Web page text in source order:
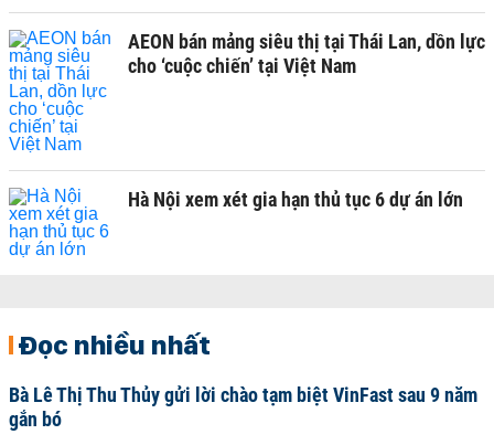
AEON bán mảng siêu thị tại Thái Lan, dồn lực
cho ‘cuộc chiến’ tại Việt Nam
Hà Nội xem xét gia hạn thủ tục 6 dự án lớn
Đọc nhiều nhất
Bà Lê Thị Thu Thủy gửi lời chào tạm biệt VinFast sau 9 năm
gắn bó